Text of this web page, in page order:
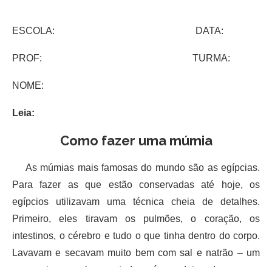
ESCOLA: DATA:
PROF: TURMA:
NOME:
Leia:
Como fazer uma múmia
As múmias mais famosas do mundo são as egípcias.
Para fazer as que estão conservadas até hoje, os
egípcios utilizavam uma técnica cheia de detalhes.
Primeiro, eles tiravam os pulmões, o coração, os
intestinos, o cérebro e tudo o que tinha dentro do corpo.
Lavavam e secavam muito bem com sal e natrão – um